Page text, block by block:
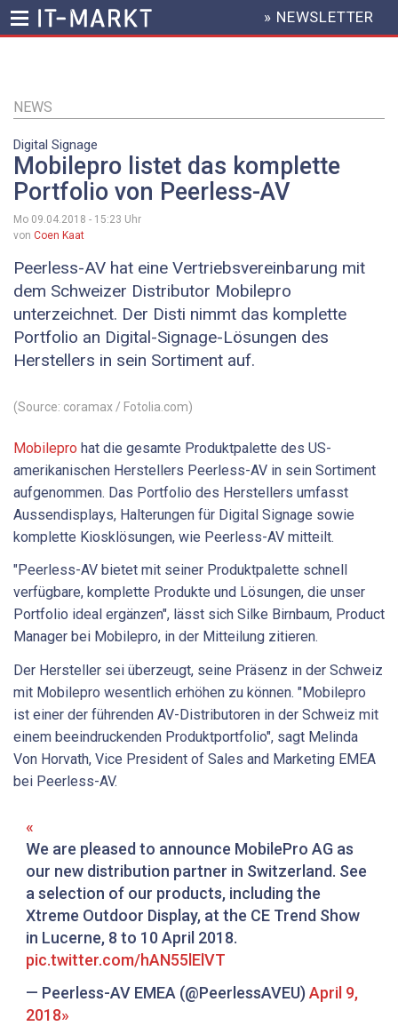
Inhalt
HEADER
MENU
» NEWSLETTER
NEWS
Digital Signage
Mobilepro listet das komplette
Portfolio von Peerless-AV
Mo 09.04.2018 - 15:23 Uhr
von Coen Kaat
Peerless-AV hat eine Vertriebsvereinbarung mit
dem Schweizer Distributor Mobilepro
unterzeichnet. Der Disti nimmt das komplette
Portfolio an Digital-Signage-Lösungen des
Herstellers in sein Sortiment auf.
(Source: coramax / Fotolia.com)
Mobilepro hat die gesamte Produktpalette des US-
amerikanischen Herstellers Peerless-AV in sein Sortiment
aufgenommen. Das Portfolio des Herstellers umfasst
Aussendisplays, Halterungen für Digital Signage sowie
komplette Kiosklösungen, wie Peerless-AV mitteilt.
"Peerless-AV bietet mit seiner Produktpalette schnell
verfügbare, komplette Produkte und Lösungen, die unser
Portfolio ideal ergänzen", lässt sich Silke Birnbaum, Product
Manager bei Mobilepro, in der Mitteilung zitieren.
Der Hersteller sei überzeugt, seine Präsenz in der Schweiz
mit Mobilepro wesentlich erhöhen zu können. "Mobilepro
ist einer der führenden AV-Distributoren in der Schweiz mit
einem beeindruckenden Produktportfolio", sagt Melinda
Von Horvath, Vice President of Sales and Marketing EMEA
bei Peerless-AV.
We are pleased to announce MobilePro AG as
our new distribution partner in Switzerland. See
a selection of our products, including the
Xtreme Outdoor Display, at the CE Trend Show
in Lucerne, 8 to 10 April 2018.
pic.twitter.com/hAN55lElVT
— Peerless-AV EMEA (@PeerlessAVEU) April 9,
2018